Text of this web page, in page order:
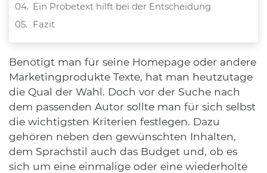
Ein Probetext hilft bei der Entscheidung
Fazit
Benötigt man für seine Homepage oder andere
Marketingprodukte Texte, hat man heutzutage
die Qual der Wahl. Doch vor der Suche nach
dem passenden Autor sollte man für sich selbst
die wichtigsten Kriterien festlegen. Dazu
gehören neben den gewünschten Inhalten,
dem Sprachstil auch das Budget und, ob es
sich um eine einmalige oder eine wiederholte